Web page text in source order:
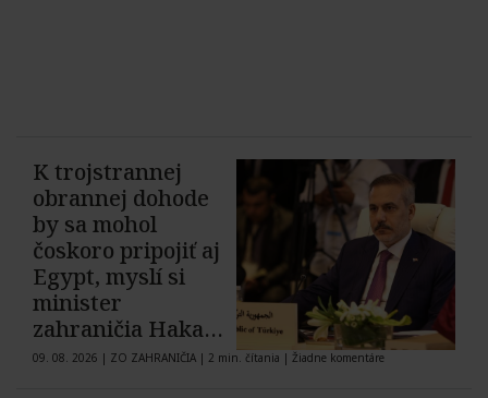
K trojstrannej
obrannej dohode
by sa mohol
čoskoro pripojiť aj
Egypt, myslí si
minister
zahraničia Hakan
Fidan
09. 08. 2026 | ZO ZAHRANIČIA | 2 min. čítania | Žiadne komentáre